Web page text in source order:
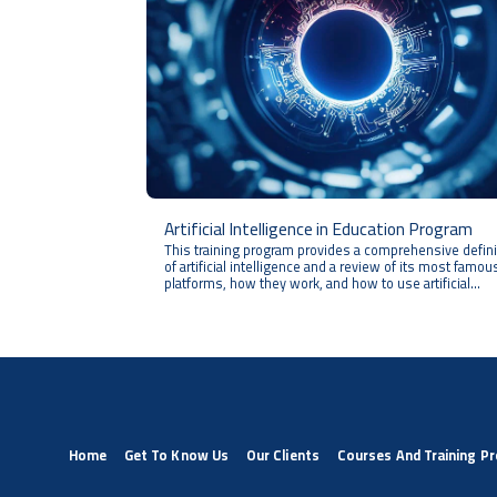
Artificial Intelligence in Education Program
This training program provides a comprehensive
of artificial intelligence and a review of its most
platforms, how they work, and how to use artificial
intelligence in writing educational content. In this
Home Get To Know Us Our Clients Courses And Training